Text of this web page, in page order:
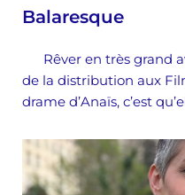
Balaresque
Rêver en très grand
de la distribution aux
drame d’Anaïs, c’est